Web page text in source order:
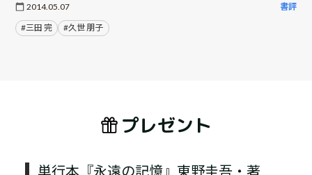
2014.05.07 書評
#三田 完 #久世 朋子
プレゼント
単行本『永遠の記憶』東野圭吾・著